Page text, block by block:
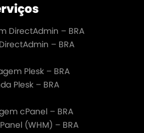
DirectAdmin – BRA
– BRA
Plesk – BRA
Plesk – BRA
cPanel – BRA
(WHM) – BRA